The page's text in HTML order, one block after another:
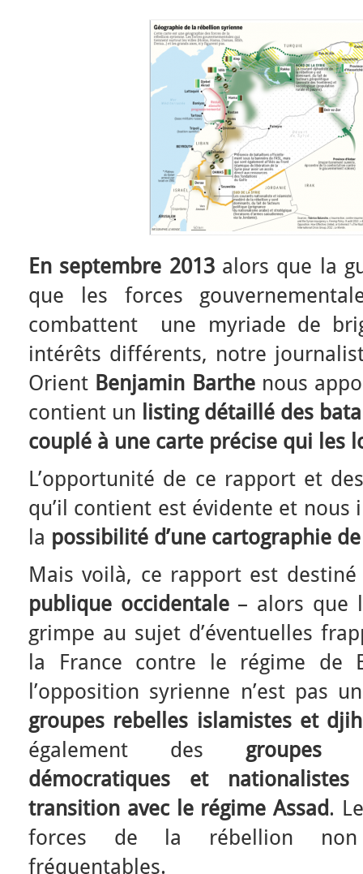
En septembre 2013alors que la
que les forces
combattent une myriade de
intérêts différents, notre
Orient Benjamin Barthenous
contient un listing détaillé des
couplé à une carte précise qui les
L’opportunité de ce rapport et
qu’il contient est évidente et nous
la possibilité d’une cartographie
Mais voilà, ce rapport est
publique occidentale– alors que
grimpe au sujet d’éventuelles
la France contre le régime de
l’opposition syrienne n’est pas
groupes rebelles islamistes et
également des groupes
démocratiques et nationalistes
transition avec le régime Assad.
forces de la rébellion non
fréquentables.